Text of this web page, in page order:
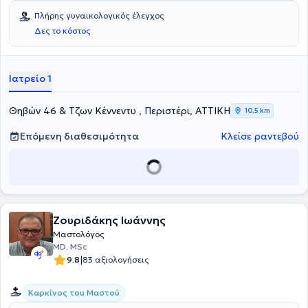
Πλήρης γυναικολογικός έλεγχος
Δες το κόστος
Ιατρείο 1
Θηβών 46 & Τζων Κέννεντυ , Περιστέρι, ΑΤΤΙΚΗ 10,5 km
Επόμενη διαθεσιμότητα Κλείσε ραντεβού
Ζουριδάκης Ιωάννης
Μαστολόγος
MD, MSc
9.8|83 αξιολογήσεις
Καρκίνος του Μαστού